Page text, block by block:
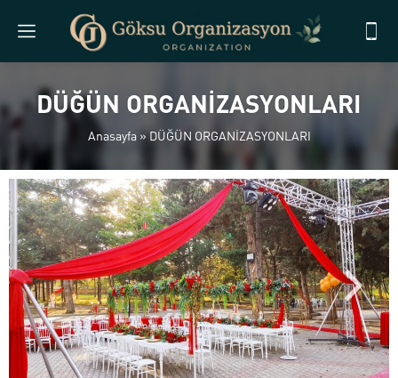
DÜĞÜN ORGANİZASYONLARI
Anasayfa»DÜĞÜN ORGANİZASYONLARI